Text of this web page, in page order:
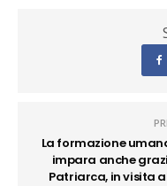
La formazione
impara anche
Patriarca, in visita